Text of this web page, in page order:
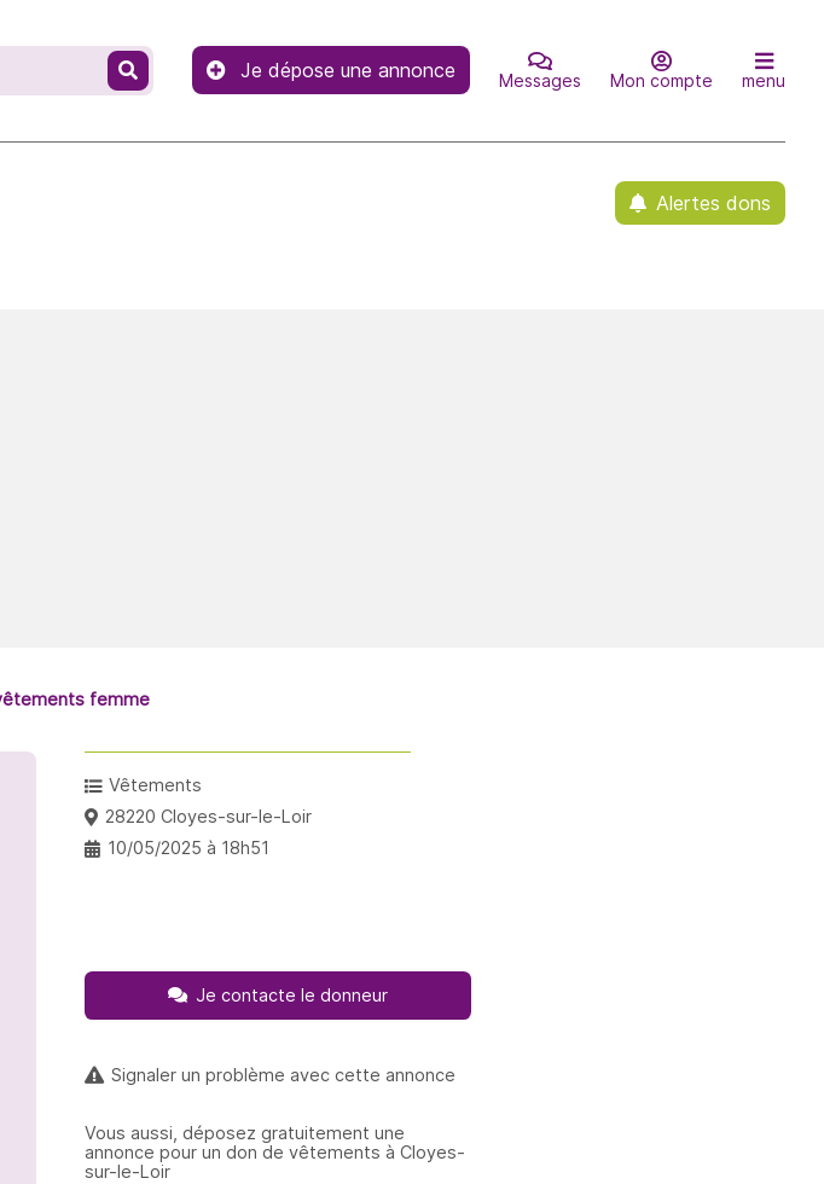
Je dépose une annonce Messages Mon compte menu
Alertes dons
femme
Vêtements
28220 Cloyes-sur-le-Loir
10/05/2025 à 18h51
Je contacte le donneur
Signaler un problème avec cette annonce
Vous aussi, déposez gratuitement une
annonce pour un don de vêtements à Cloyes-
sur-le-Loir